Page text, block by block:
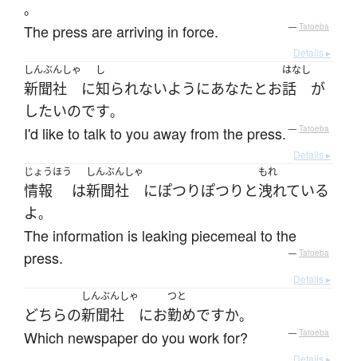
。
The press are arriving in force. — Tatoeba
Details ▸
しんぶんしゃ
新聞社 に
し
知られないようにあなたとお
はなし
話
が
したいのです。
I'd like to talk to you away from the press. — Tatoeba
Details ▸
じょうほう
情報 は
しんぶんしゃ
新聞社 にぽつりぽつりと
もれ
洩れている
よ。
The information is leaking piecemeal to the
press.
— Tatoeba
Details ▸
どちらの
しんぶんしゃ
新聞社 にお
つと
勤めですか。
Which newspaper do you work for? — Tatoeba
Details ▸